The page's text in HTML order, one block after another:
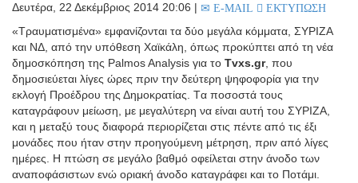
Δευτέρα, 22 Δεκέμβριος 2014 20:06 | E-MAIL ΕΚΤΥΠΩΣΗ
«Τραυματισμένα» εμφανίζονται τα δύο μεγάλα κόμματα, ΣΥΡΙΖΑ
και ΝΔ, από την υπόθεση Χαϊκάλη, όπως προκύπτει από τη νέα
δημοσκόπηση της Palmos Analysis για το Tvxs.gr, που
δημοσιεύεται λίγες ώρες πριν την δεύτερη ψηφοφορία για την
εκλογή Προέδρου της Δημοκρατίας. Tα ποσοστά τους
καταγράφουν μείωση, με μεγαλύτερη να είναι αυτή του ΣΥΡΙΖΑ,
και η μεταξύ τους διαφορά περιορίζεται στις πέντε από τις έξι
μονάδες που ήταν στην προηγούμενη μέτρηση, πριν από λίγες
ημέρες. Η πτώση σε μεγάλο βαθμό οφείλεται στην άνοδο των
αναποφάσιστων ενώ οριακή άνοδο καταγράφει και το Ποτάμι.